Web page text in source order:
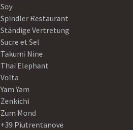
Soy
Spindler Restaurant
Ständige Vertretung
Sucre et Sel
Takumi Nine
Thai Elephant
Volta
Yam Yam
Zenkichi
Zum Mond
+39 Piutrentanove